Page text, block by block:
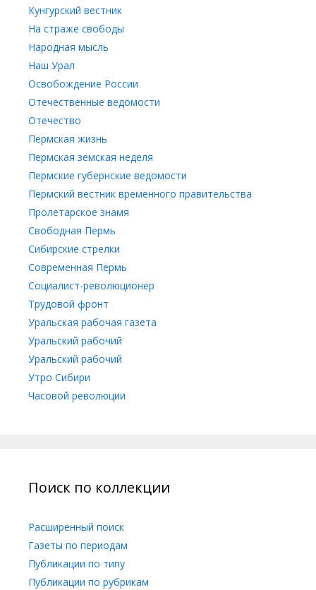
Кунгурский вестник
На страже свободы
Народная мысль
Наш Урал
Освобождение России
Отечественные ведомости
Отечество
Пермская жизнь
Пермская земская неделя
Пермские губернские ведомости
Пермский вестник временного правительства
Пролетарское знамя
Свободная Пермь
Сибирские стрелки
Современная Пермь
Социалист-революционер
Трудовой фронт
Уральская рабочая газета
Уральский рабочий
Уральский рабочий
Утро Сибири
Часовой революции
Поиск по коллекции
Расширенный поиск
Газеты по периодам
Публикации по типу
Публикации по рубрикам